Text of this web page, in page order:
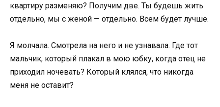
квартиру разменяю? Получим две. Ты будешь жить
отдельно, мы с женой — отдельно. Всем будет лучше.
Я молчала. Смотрела на него и не узнавала. Где тот
мальчик, который плакал в мою юбку, когда отец не
приходил ночевать? Который клялся, что никогда
меня не оставит?